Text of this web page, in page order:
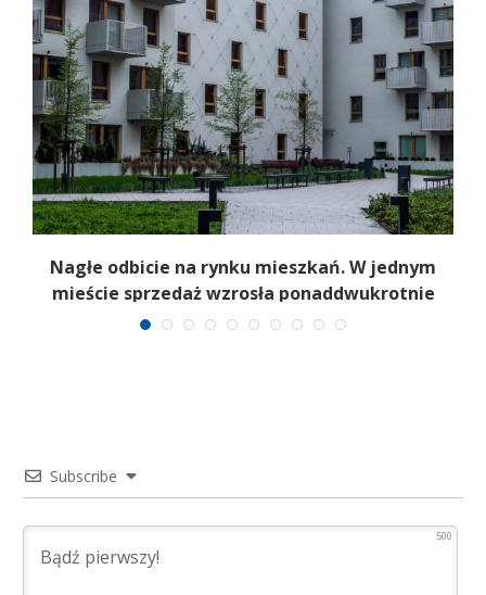
Nagłe odbicie na rynku mieszkań. W jednym
mieście sprzedaż wzrosła ponaddwukrotnie
Subscribe
500